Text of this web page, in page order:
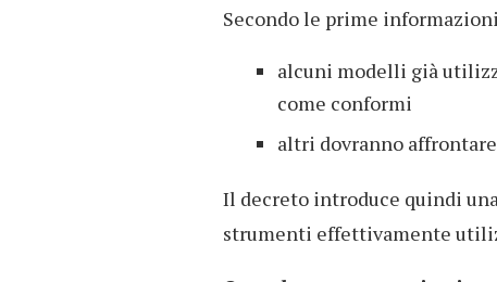
Secondo le prime
alcuni modelli già
come conformi
altri dovranno
Il decreto introduce quindi
strumenti effettivamente